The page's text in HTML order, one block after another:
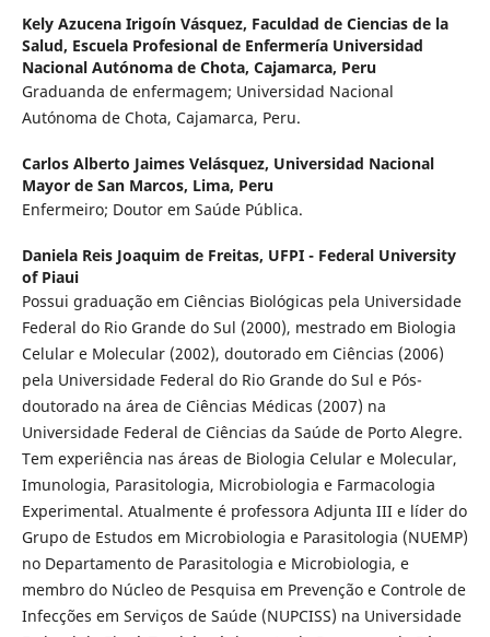
Kely Azucena Irigoín Vásquez, Faculdad de Ciencias de la
Salud, Escuela Profesional de Enfermería Universidad
Nacional Autónoma de Chota, Cajamarca, Peru
Graduanda de enfermagem; Universidad Nacional
Autónoma de Chota, Cajamarca, Peru.
Carlos Alberto Jaimes Velásquez, Universidad Nacional
Mayor de San Marcos, Lima, Peru
Enfermeiro; Doutor em Saúde Pública.
Daniela Reis Joaquim de Freitas, UFPI - Federal University
of Piaui
Possui graduação em Ciências Biológicas pela Universidade
Federal do Rio Grande do Sul (2000), mestrado em Biologia
Celular e Molecular (2002), doutorado em Ciências (2006)
pela Universidade Federal do Rio Grande do Sul e Pós-
doutorado na área de Ciências Médicas (2007) na
Universidade Federal de Ciências da Saúde de Porto Alegre.
Tem experiência nas áreas de Biologia Celular e Molecular,
Imunologia, Parasitologia, Microbiologia e Farmacologia
Experimental. Atualmente é professora Adjunta III e líder do
Grupo de Estudos em Microbiologia e Parasitologia (NUEMP)
no Departamento de Parasitologia e Microbiologia, e
membro do Núcleo de Pesquisa em Prevenção e Controle de
Infecções em Serviços de Saúde (NUPCISS) na Universidade